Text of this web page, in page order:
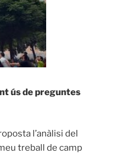
ús de preguntes
l’anàlisi del
treball de camp